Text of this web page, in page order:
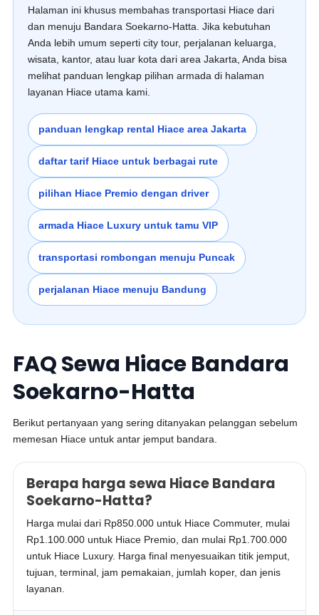
Halaman ini khusus membahas transportasi Hiace dari
dan menuju Bandara Soekarno-Hatta. Jika kebutuhan
Anda lebih umum seperti city tour, perjalanan keluarga,
wisata, kantor, atau luar kota dari area Jakarta, Anda bisa
melihat panduan lengkap pilihan armada di halaman
layanan Hiace utama kami.
panduan lengkap rental Hiace area Jakarta
daftar tarif Hiace untuk berbagai rute
pilihan Hiace Premio dengan driver
armada Hiace Luxury untuk tamu VIP
transportasi rombongan menuju Puncak
perjalanan Hiace menuju Bandung
FAQ Sewa Hiace Bandara
Soekarno-Hatta
Berikut pertanyaan yang sering ditanyakan pelanggan sebelum
memesan Hiace untuk antar jemput bandara.
Berapa harga sewa Hiace Bandara
Soekarno-Hatta?
Harga mulai dari Rp850.000 untuk Hiace Commuter, mulai
Rp1.100.000 untuk Hiace Premio, dan mulai Rp1.700.000
untuk Hiace Luxury. Harga final menyesuaikan titik jemput,
tujuan, terminal, jam pemakaian, jumlah koper, dan jenis
layanan.